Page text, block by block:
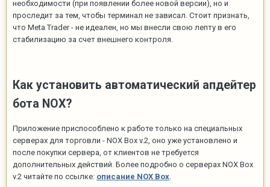
необходимости (при появлении более новой версии), но и
проследит за тем, чтобы терминал не зависал. Стоит признать,
что Meta Trader - не идеален, но мы внесли свою лепту в его
стабилизацию за счет внешнего контроля.
Как установить автоматический апдейтер
бота NOX?
Приложение приспособлено к работе только на специальных
серверах для торговли - NOX Box v.2, оно уже установлено и
после покупки сервера, от клиентов не требуется
дополнительных действий. Более подробно о серверах NOX Box
v.2 читайте по ссылке: описание NOX Box